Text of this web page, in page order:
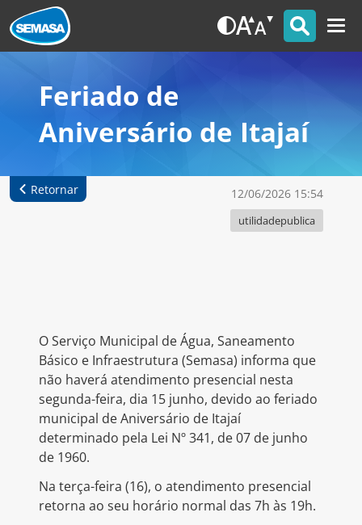
Feriado de
Aniversário de Itajaí
Retornar 12/06/2026 15:54
utilidadepublica
O Serviço Municipal de Água, Saneamento
Básico e Infraestrutura (Semasa) informa que
não haverá atendimento presencial nesta
segunda-feira, dia 15 junho, devido ao feriado
municipal de Aniversário de Itajaí
determinado pela Lei Nº 341, de 07 de junho
de 1960.
Na terça-feira (16), o atendimento presencial
retorna ao seu horário normal das 7h às 19h.